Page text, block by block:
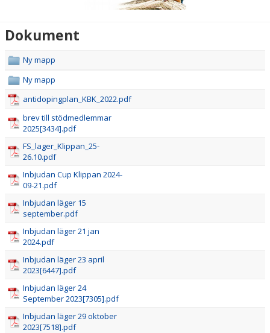
TÄVLINGSRESULTAT
CUP KLIPPAN
KLIPPAN LADY OPEN
UNGDOMS-SM 2023
LILLA CUP KLIPPAN
BILBINGO
ÅBY-MARKNAD
BROTTNINGSGYMNASIUM
Dokument
Ny mapp
Ny mapp
antidopingplan_KBK_2022.pdf
brev till stödmedlemmar
2025[3434].pdf
FS_lager_Klippan_25-
26.10.pdf
Inbjudan Cup Klippan 2024-
09-21.pdf
Inbjudan läger 15
september.pdf
Inbjudan läger 21 jan
2024.pdf
Inbjudan läger 23 april
2023[6447].pdf
Inbjudan läger 24
September 2023[7305].pdf
Inbjudan läger 29 oktober
2023[7518].pdf